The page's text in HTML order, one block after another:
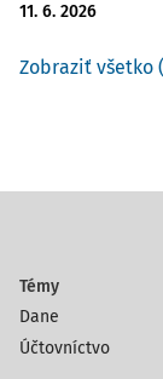
11. 6. 2026
Zobraziť všetko
Témy
Dane
Účtovníctvo